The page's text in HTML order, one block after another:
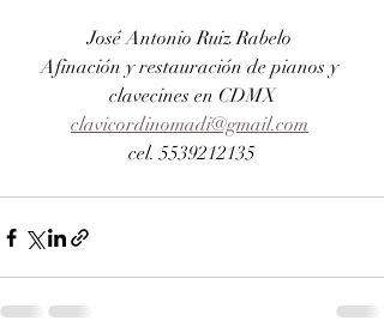
José Antonio Ruiz Rabelo
Afinación y restauración de pianos y
clavecines en CDMX
clavicordinomadi@gmail.com
cel. 5539212135